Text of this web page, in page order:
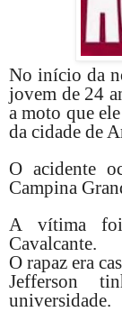
No início da
jovem de 24
a moto que
da cidade de
O acidente
Campina
A vítima foi
Cavalcante.
O rapaz era
Jefferson
universidade.